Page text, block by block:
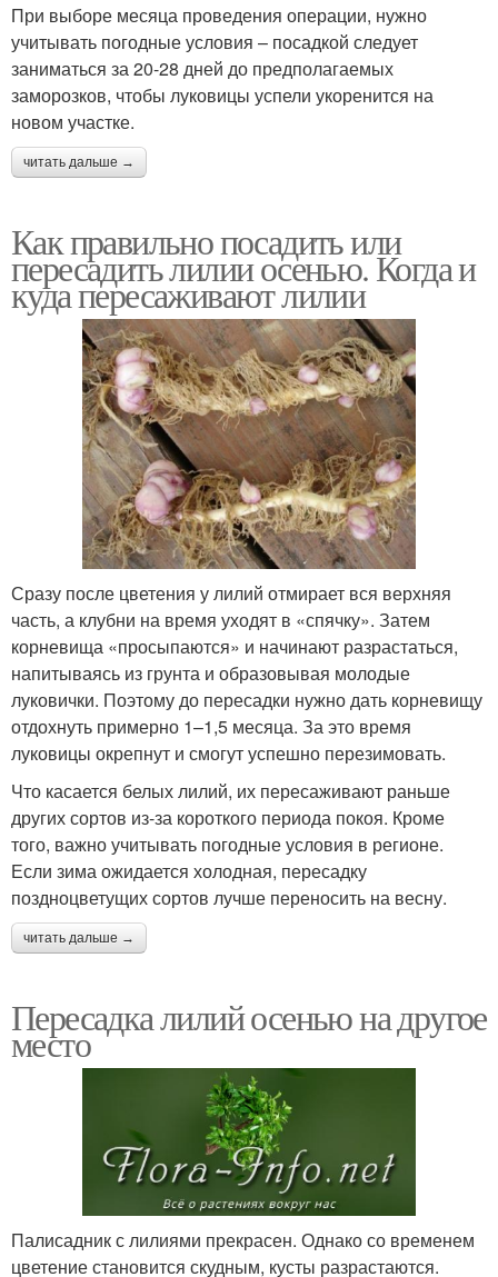
При выборе месяца проведения операции, нужно
учитывать погодные условия – посадкой следует
заниматься за 20-28 дней до предполагаемых
заморозков, чтобы луковицы успели укоренится на
новом участке.
читать дальше →
Как правильно посадить или
пересадить лилии осенью. Когда и
куда пересаживают лилии
Сразу после цветения у лилий отмирает вся верхняя
часть, а клубни на время уходят в «спячку». Затем
корневища «просыпаются» и начинают разрастаться,
напитываясь из грунта и образовывая молодые
луковички. Поэтому до пересадки нужно дать корневищу
отдохнуть примерно 1–1,5 месяца. За это время
луковицы окрепнут и смогут успешно перезимовать.
Что касается белых лилий, их пересаживают раньше
других сортов из-за короткого периода покоя. Кроме
того, важно учитывать погодные условия в регионе.
Если зима ожидается холодная, пересадку
поздноцветущих сортов лучше переносить на весну.
читать дальше →
Пересадка лилий осенью на другое
место
Палисадник с лилиями прекрасен. Однако со временем
цветение становится скудным, кусты разрастаются.